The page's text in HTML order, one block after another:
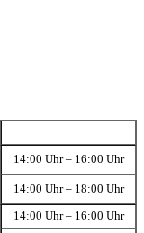
14:00 Uhr – 16:00 Uhr
14:00 Uhr – 18:00 Uhr
14:00 Uhr – 16:00 Uhr